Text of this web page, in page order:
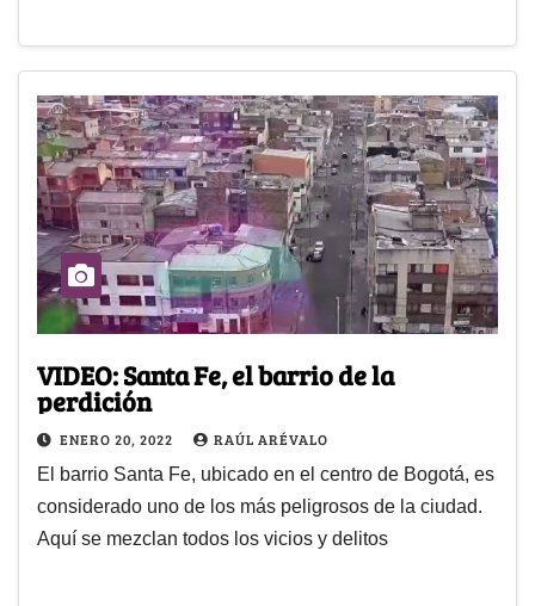
VIDEO: Santa Fe, el barrio de la
perdición
ENERO 20, 2022 RAÚL ARÉVALO
El barrio Santa Fe, ubicado en el centro de Bogotá, es
considerado uno de los más peligrosos de la ciudad.
Aquí se mezclan todos los vicios y delitos